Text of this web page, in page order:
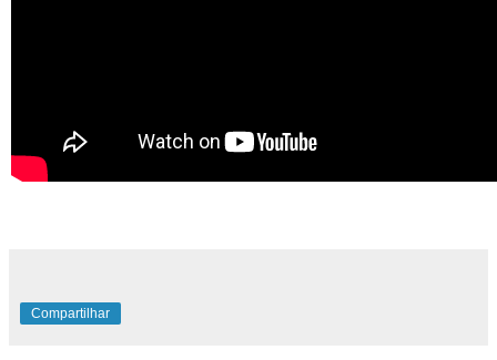
Compartilhar